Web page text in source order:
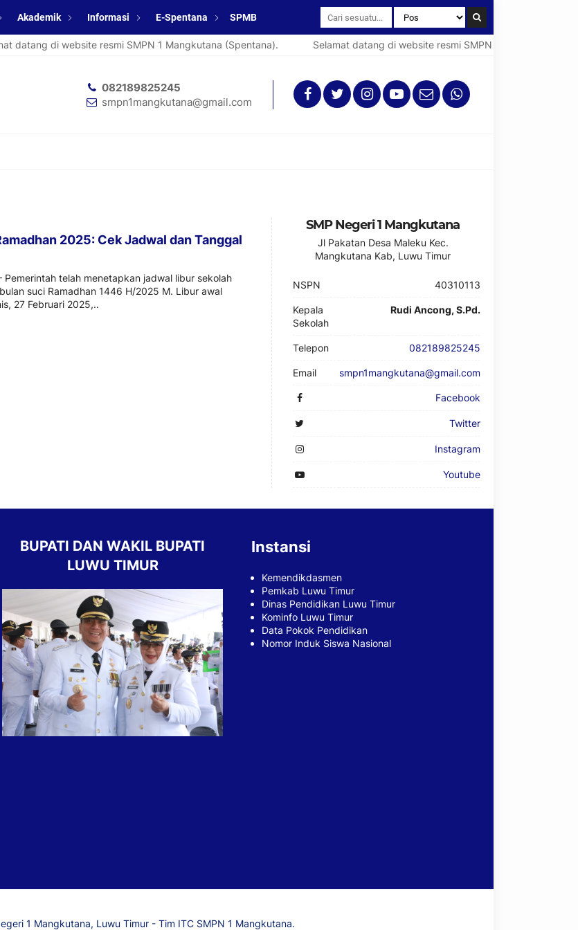
Akademik Informasi E-Spentana SPMB
datang di website resmi SMPN 1 Mangkutana (Spentana). Selamat datang di website resmi SMPN 1 Mangkutana
082189825245
smpn1mangkutana@gmail.com
2025: Cek Jadwal dan Tanggal
Pemerintah telah menetapkan jadwal libur sekolah
suci Ramadhan 1446 H/2025 M. Libur awal
27 Februari 2025,..
SMP Negeri 1 Mangkutana
Jl Pakatan Desa Maleku Kec.
Mangkutana Kab, Luwu Timur
NSPN 40310113
Kepala
Sekolah
Rudi Ancong, S.Pd.
Telepon 082189825245
Email smpn1mangkutana@gmail.com
Facebook
Twitter
Instagram
Youtube
BUPATI DAN WAKIL BUPATI
LUWU TIMUR
Instansi
Kemendikdasmen
Pemkab Luwu Timur
Dinas Pendidikan Luwu Timur
Kominfo Luwu Timur
Data Pokok Pendidikan
Nomor Induk Siswa Nasional
1 Mangkutana, Luwu Timur - Tim ITC SMPN 1 Mangkutana.